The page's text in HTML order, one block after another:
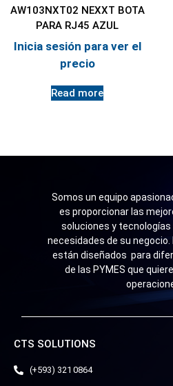
AW103NXT02 NEXXT BOTA
PARA RJ45 AZUL
Inicia sesión para ver el
precio
Read more
Somos un equipo
es proporcionar las
soluciones y
necesidades de su
están diseñados para
de las PYMES que
CTS SOLUTIONS
(+593) 321 0864